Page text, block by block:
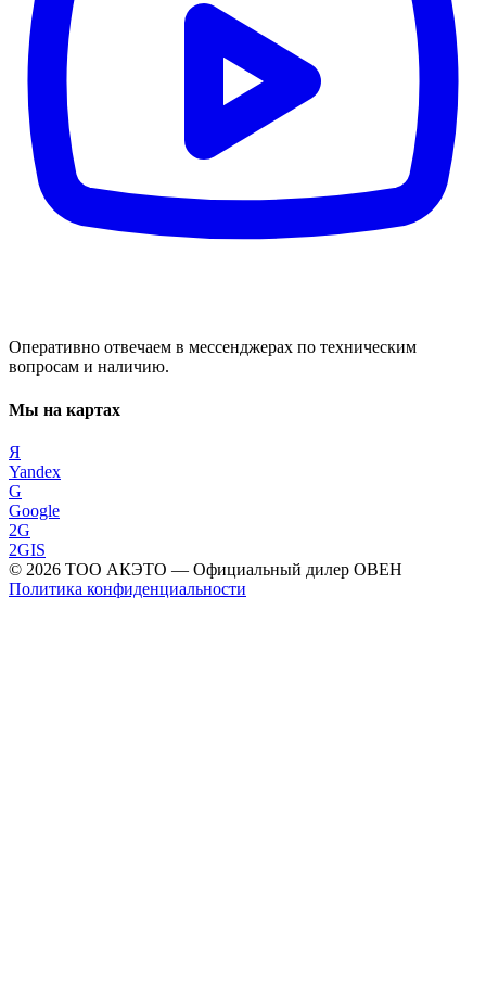
Оперативно отвечаем в мессенджерах по техническим
вопросам и наличию.
Мы на картах
Я
Yandex
G
Google
2G
2GIS
© 2026 ТОО АКЭТО — Официальный дилер ОВЕН
Политика конфиденциальности